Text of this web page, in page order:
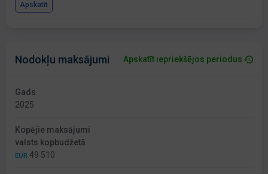
Apskatīt
Nodokļu maksājumi Apskatīt iepriekšējos periodus
Gads
2025
Kopējie maksājumi
valsts kopbudžetā
EUR 49 510